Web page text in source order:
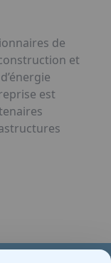
de
et
est